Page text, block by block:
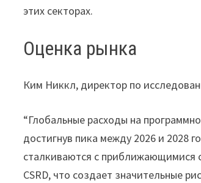
этих секторах.
Оценка рынка
Ким Никкл, директор по
“Глобальные расходы на
достигнув пика между 2026 и 2028
сталкиваются с приближающимися
CSRD, что создает значительные